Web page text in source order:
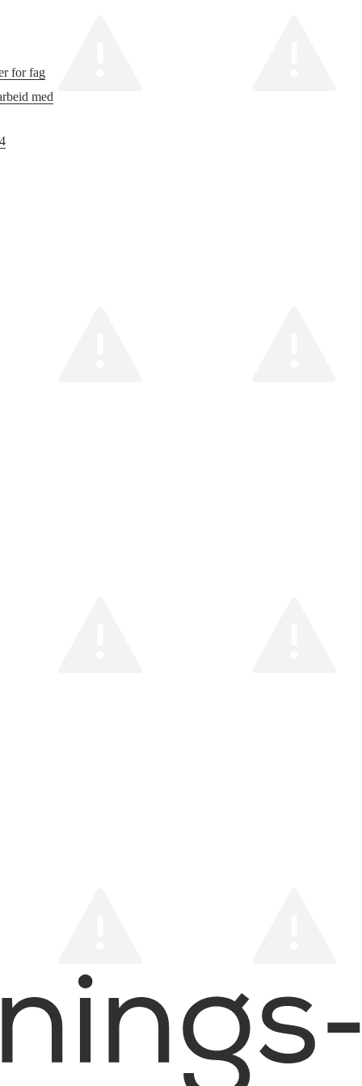
for fag
med